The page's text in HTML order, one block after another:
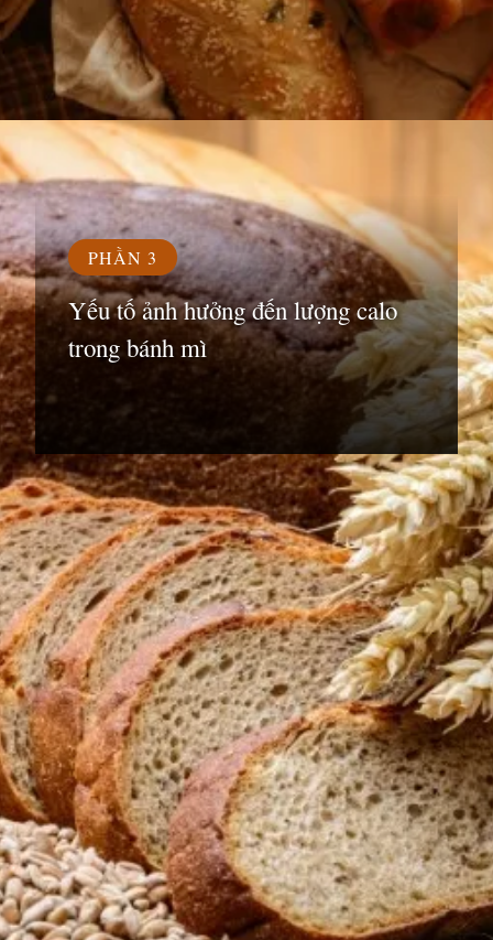
Đang mở
PHẦN 3
Yếu tố ảnh hưởng đến lượng calo
trong bánh mì